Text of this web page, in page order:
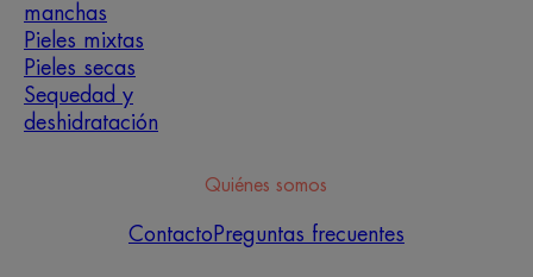
manchas
Pieles mixtas
Pieles secas
Sequedad y
deshidratación
Quiénes somos
Contacto Preguntas frecuentes